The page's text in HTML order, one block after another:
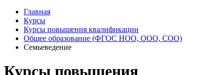
Главная
Курсы
Курсы повышения квалификации
Общее образование (ФГОС НОО, ООО, СОО)
Семьеведение
Курсы повышения